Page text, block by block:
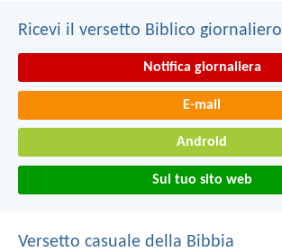
Ricevi il versetto Biblico
Notifica giornaliera
E-mail
Android
Sul tuo sito web
Versetto casuale della Bibbia